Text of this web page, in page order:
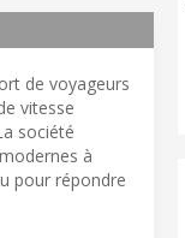
de voyageurs
vitesse
société
à
pour répondre